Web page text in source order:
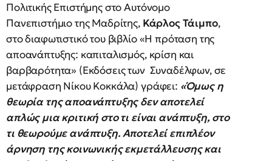
Πολιτικής Επιστήμης στο Αυτόνομο
Πανεπιστήμιο της Μαδρίτης, Κάρλος Τάιμπο,
στο διαφωτιστικό του βιβλίο «Η πρόταση της
αποανάπτυξης: καπιταλισμός, κρίση και
βαρβαρότητα» (Εκδόσεις των Συναδέλφων, σε
μετάφραση Νίκου Κοκκάλα) γράφει: «Όμως η
θεωρία της αποανάπτυξης δεν αποτελεί
απλώς μια κριτική στο τι είναι ανάπτυξη, στο
τι θεωρούμε ανάπτυξη. Αποτελεί επιπλέον
άρνηση της κοινωνικής εκμετάλλευσης και